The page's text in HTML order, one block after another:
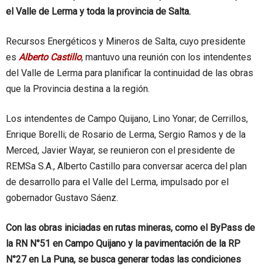
el Valle de Lerma y toda la provincia de Salta.
Recursos Energéticos y Mineros de Salta, cuyo presidente
es Alberto Castillo, mantuvo una reunión con los intendentes
del Valle de Lerma para planificar la continuidad de las obras
que la Provincia destina a la región.
Los intendentes de Campo Quijano, Lino Yonar; de Cerrillos,
Enrique Borelli; de Rosario de Lerma, Sergio Ramos y de la
Merced, Javier Wayar, se reunieron con el presidente de
REMSa S.A., Alberto Castillo para conversar acerca del plan
de desarrollo para el Valle del Lerma, impulsado por el
gobernador Gustavo Sáenz.
Con las obras iniciadas en rutas mineras, como el ByPass de
la RN N°51 en Campo Quijano y la pavimentación de la RP
N°27 en La Puna, se busca generar todas las condiciones